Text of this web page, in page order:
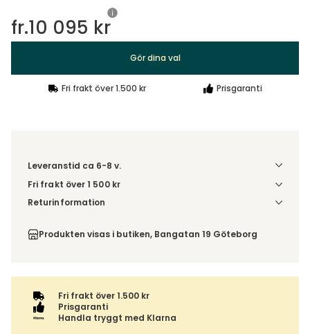
fr.10 095 kr
Gör dina val
Fri frakt över 1.500 kr Prisgaranti
Leveranstid ca 6-8 v.
Fri frakt över 1 500 kr
Välj utförande via 'Gör dina val' för fraktinformation på din
Returinformation
inte av ångerrätten.
Produkten visas i butiken, Bangatan 19 Göteborg
Fri frakt över 1.500 kr
Prisgaranti
Handla tryggt med Klarna